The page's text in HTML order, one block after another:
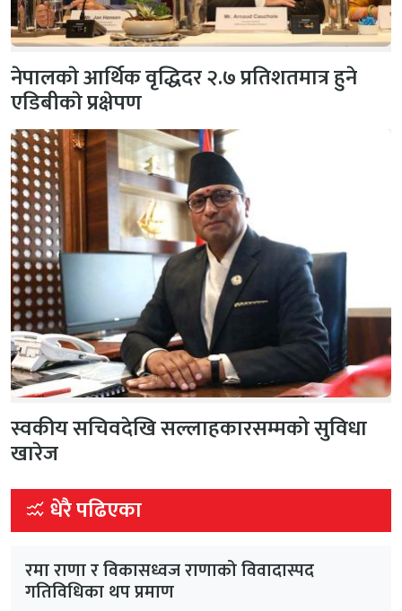
नेपालकाे आर्थिक वृद्धिदर २.७ प्रतिशतमात्र हुने
एडिबीकाे प्रक्षेपण
स्वकीय सचिवदेखि सल्लाहकारसम्मको सुविधा
खारेज
धेरै पढिएका
रमा राणा र विकासध्वज राणाको विवादास्पद
गतिविधिका थप प्रमाण